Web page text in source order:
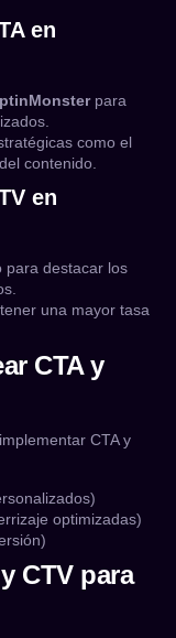
en
para
como el
contenido.
en
para destacar los
una mayor tasa
CTA y
CTA y
optimizadas)
CTV para